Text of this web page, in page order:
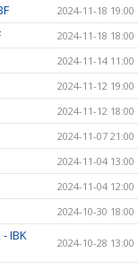
2024-11-18 19:00
2024-11-18 18:00
2024-11-14 11:00
2024-11-12 19:00
2024-11-12 18:00
2024-11-07 21:00
2024-11-04 13:00
2024-11-04 12:00
2024-10-30 18:00
IBK
2024-10-28 13:00